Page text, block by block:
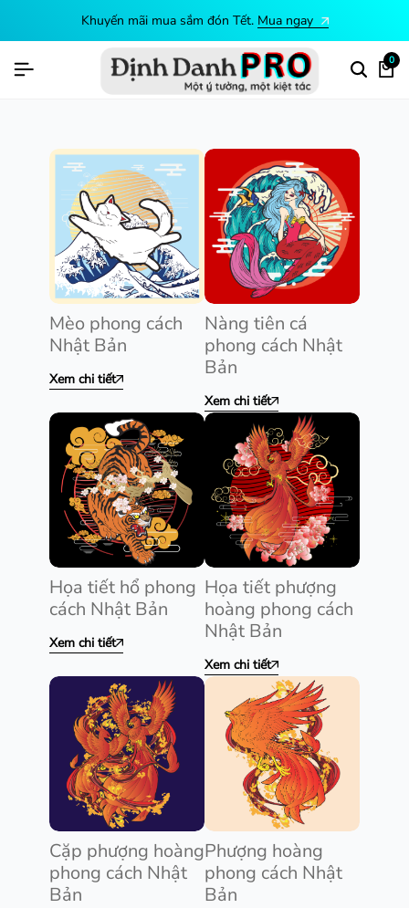
Khuyến mãi mua sắm đón Tết. Mua ngay
0
Mèo phong cách
Nhật Bản
Xem chi tiết
Nàng tiên cá
phong cách Nhật
Bản
Xem chi tiết
Họa tiết hổ phong
cách Nhật Bản
Xem chi tiết
Họa tiết phượng
hoàng phong cách
Nhật Bản
Xem chi tiết
Cặp phượng hoàng
phong cách Nhật
Bản
Phượng hoàng
phong cách Nhật
Bản